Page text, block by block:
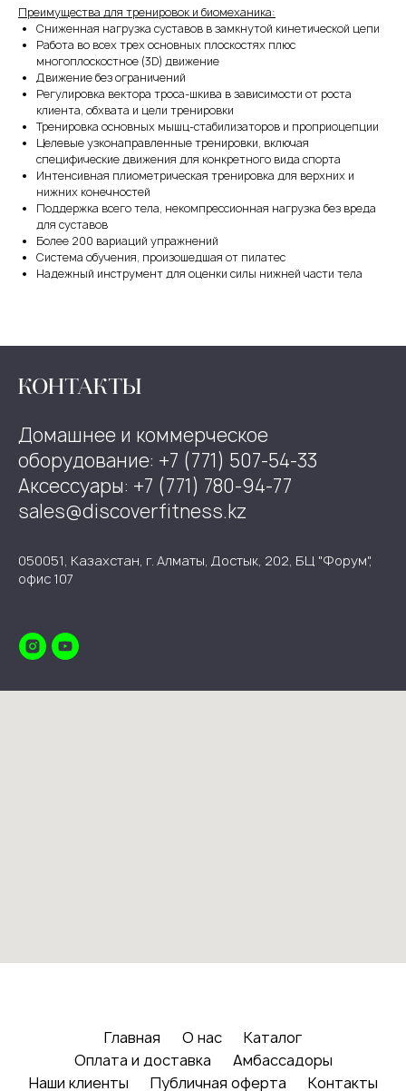
Преимущества для тренировок и биомеханика:
Сниженная нагрузка суставов в замкнутой кинетической цепи
Работа во всех трех основных плоскостях плюс
многоплоскостное (3D) движение
Движение без ограничений
Регулировка вектора троса-шкива в зависимости от роста
клиента, обхвата и цели тренировки
Тренировка основных мышц-стабилизаторов и проприоцепции
Целевые узконаправленные тренировки, включая
специфические движения для конкретного вида спорта
Интенсивная плиометрическая тренировка для верхних и
нижних конечностей
Поддержка всего тела, некомпрессионная нагрузка без вреда
для суставов
Более 200 вариаций упражнений
Система обучения, произошедшая от пилатес
Надежный инструмент для оценки силы нижней части тела
КОНТАКТЫ
Домашнее и коммерческое
оборудование: +7 (771) 507-54-33
Аксессуары: +7 (771) 780-94-77
sales@discoverfitness.kz
050051, Казахстан, г. Алматы, Достык, 202, БЦ "Форум",
офис 107
Главная О нас
Каталог
Оплата и доставка
Амбассадоры
Наши клиенты
Публичная оферта Контакты